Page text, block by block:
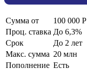
Сумма от
100 000 Р
Проц. ставка До 6,3%
Срок
До 2 лет
Макс. сумма 20 млн
Пополнение Есть